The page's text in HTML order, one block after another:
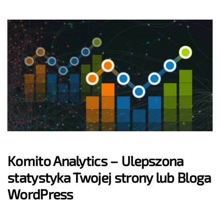
Komito Analytics – Ulepszona
statystyka Twojej strony lub Bloga
WordPress